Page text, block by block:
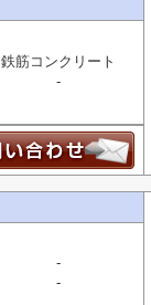
鉄筋コンクリート
-
-
-